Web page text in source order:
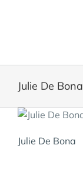
Julie De Bona
Julie De Bona